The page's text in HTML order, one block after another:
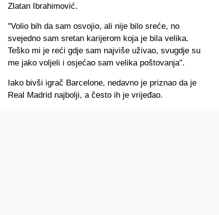
Zlatan Ibrahimović.
"Volio bih da sam osvojio, ali nije bilo sreće, no
svejedno sam sretan karijerom koja je bila velika.
Teško mi je reći gdje sam najviše uživao, svugdje su
me jako voljeli i osjećao sam velika poštovanja".
Iako bivši igrač Barcelone, nedavno je priznao da je
Real Madrid najbolji, a često ih je vrijeđao.